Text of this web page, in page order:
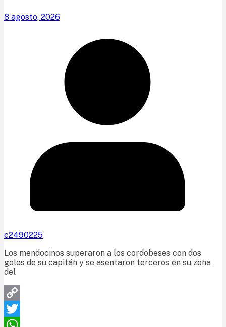
8 agosto, 2026
c2490225
Los mendocinos superaron a los cordobeses con dos
goles de su capitán y se asentaron terceros en su zona
del
Copy
Link
Twitter